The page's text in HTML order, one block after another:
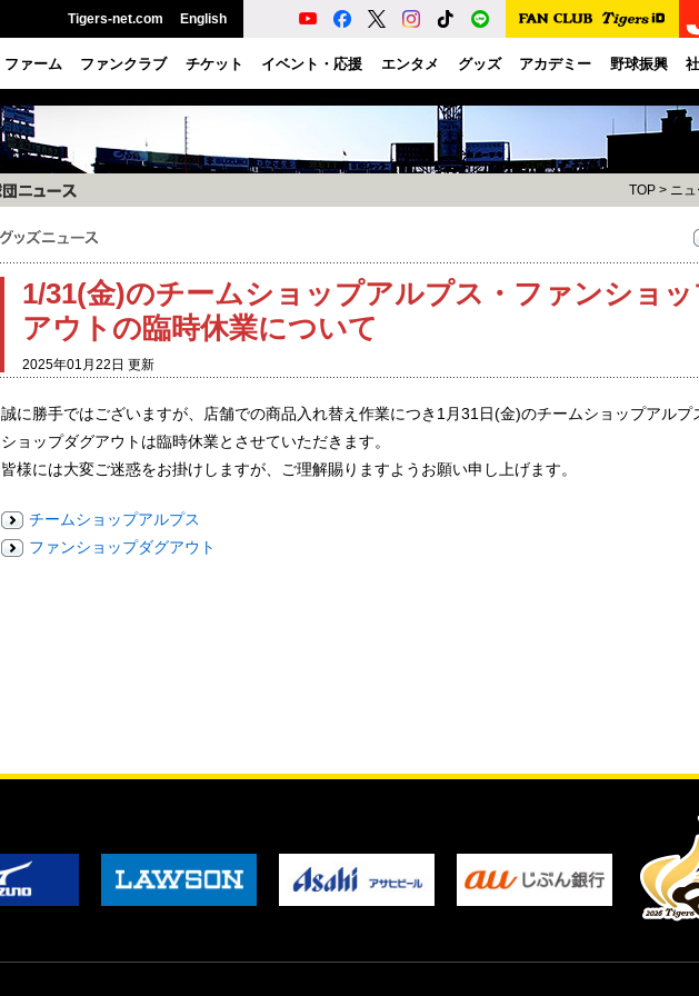
Tigers-net.com English
ファーム ファンクラブ チケット イベント・応援 エンタメ グッズ アカデミー 野球振興
TOP > ニ
1/31(金)のチームショップアルプス・ファンショ
アウトの臨時休業について
2025年01月22日 更新
誠に勝手ではございますが、店舗での商品入れ替え作業につき1月31日(金)のチームショップアルプ
ショップダグアウトは臨時休業とさせていただきます。
皆様には大変ご迷惑をお掛けしますが、ご理解賜りますようお願い申し上げます。
チームショップアルプス
ファンショップダグアウト